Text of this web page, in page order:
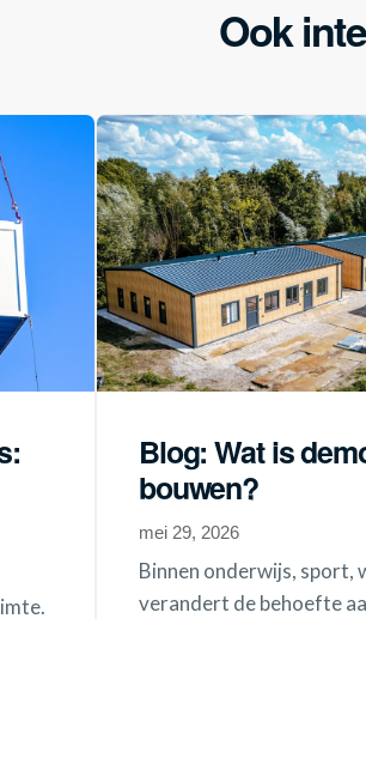
Ook
Blog: Wat is
bouwen?
mei 29, 2026
Binnen onderwijs, sport,
verandert de behoefte